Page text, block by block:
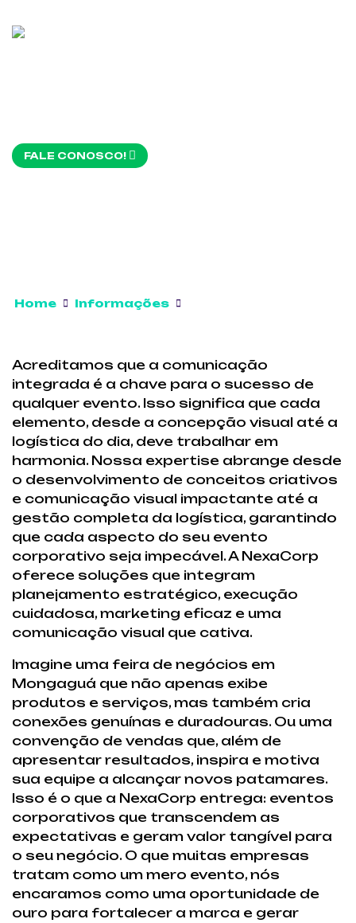
FALE CONOSCO!
Home Informações
Acreditamos que a comunicação
integrada é a chave para o sucesso de
qualquer evento. Isso significa que cada
elemento, desde a concepção visual até a
logística do dia, deve trabalhar em
harmonia. Nossa expertise abrange desde
o desenvolvimento de conceitos criativos
e comunicação visual impactante até a
gestão completa da logística, garantindo
que cada aspecto do seu evento
corporativo seja impecável. A NexaCorp
oferece soluções que integram
planejamento estratégico, execução
cuidadosa, marketing eficaz e uma
comunicação visual que cativa.
Imagine uma feira de negócios em
Mongaguá que não apenas exibe
produtos e serviços, mas também cria
conexões genuínas e duradouras. Ou uma
convenção de vendas que, além de
apresentar resultados, inspira e motiva
sua equipe a alcançar novos patamares.
Isso é o que a NexaCorp entrega: eventos
corporativos que transcendem as
expectativas e geram valor tangível para
o seu negócio. O que muitas empresas
tratam como um mero evento, nós
encaramos como uma oportunidade de
ouro para fortalecer a marca e gerar